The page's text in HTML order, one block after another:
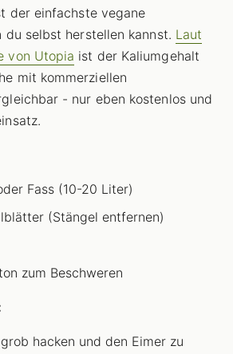
der einfachste vegane
du selbst herstellen kannst. Laut
von Utopia ist der Kaliumgehalt
mit kommerziellen
- nur eben kostenlos und
Fass (10-20 Liter)
(Stängel entfernen)
zum Beschweren
hacken und den Eimer zu